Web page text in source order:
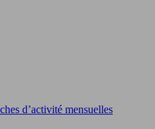
d’activité mensuelles